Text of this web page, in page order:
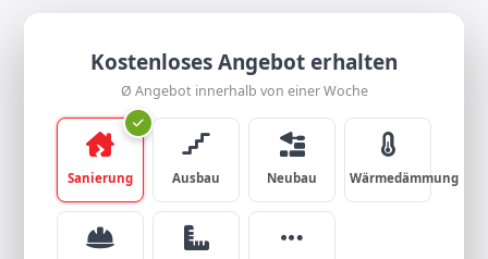
Kostenloses Angebot erhalten
Ø Angebot innerhalb von einer Woche
Sanierung Ausbau Neubau Wärmedämmung